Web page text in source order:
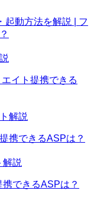
起動方法を解説 | フ
イト提携できる
携できるASPは？
できるASPは？